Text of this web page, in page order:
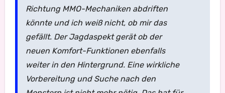
Richtung MMO-Mechaniken abdriften
könnte und ich weiß nicht, ob mir das
gefällt. Der Jagdaspekt gerät ob der
neuen Komfort-Funktionen ebenfalls
weiter in den Hintergrund. Eine wirkliche
Vorbereitung und Suche nach den